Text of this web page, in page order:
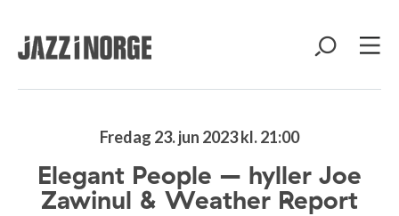
Fredag 23. jun 2023 kl. 21:00
Elegant People – hyller Joe
Zawinul & Weather Report